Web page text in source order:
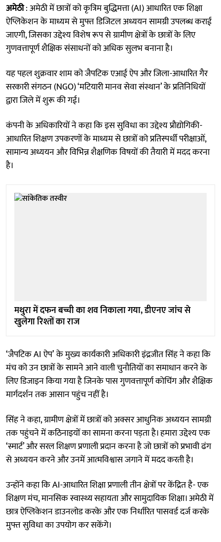
अमेठी: अमेठी में छात्रों को कृत्रिम बुद्धिमत्ता (AI) आधारित एक शिक्षा
ऐप्लिकेशन के माध्यम से मुफ्त डिजिटल अध्ययन सामग्री उपलब्ध कराई
जाएगी, जिसका उद्देश्य विशेष रूप से ग्रामीण क्षेत्रों के छात्रों के लिए
गुणवत्तापूर्ण शैक्षिक संसाधनों को अधिक सुलभ बनाना है।
यह पहल शुक्रवार शाम को जैपटिक एआई ऐप और जिला-आधारित गैर
सरकारी संगठन (NGO) ‘मटियारी मानव सेवा संस्थान’ के प्रतिनिधियों
द्वारा जिले में शुरू की गई।
कंपनी के अधिकारियों ने कहा कि इस सुविधा का उद्देश्य प्रौद्योगिकी-
आधारित शिक्षण उपकरणों के माध्यम से छात्रों को प्रतिस्पर्धी परीक्षाओं,
सामान्य अध्ययन और विभिन्न शैक्षणिक विषयों की तैयारी में मदद करना
है।
मथुरा में दफन बच्ची का शव निकाला गया, डीएनए जांच से
खुलेगा रिश्तों का राज
‘जैपटिक AI ऐप’ के मुख्य कार्यकारी अधिकारी इंद्रजीत सिंह ने कहा कि
मंच को उन छात्रों के सामने आने वाली चुनौतियों का समाधान करने के
लिए डिजाइन किया गया है जिनके पास गुणवत्तापूर्ण कोचिंग और शैक्षिक
मार्गदर्शन तक आसान पहुंच नहीं है।
सिंह ने कहा, ग्रामीण क्षेत्रों में छात्रों को अक्सर आधुनिक अध्ययन सामग्री
तक पहुंचने में कठिनाइयों का सामना करना पड़ता है। हमारा उद्देश्य एक
‘स्मार्ट’ और सरल शिक्षण प्रणाली प्रदान करना है जो छात्रों को प्रभावी ढंग
से अध्ययन करने और उनमें आत्मविश्वास जगाने में मदद करती है।
उन्होंने कहा कि AI-आधारित शिक्षा प्रणाली तीन क्षेत्रों पर केंद्रित है- एक
शिक्षण मंच, मानसिक स्वास्थ्य सहायता और सामुदायिक शिक्षा। अमेठी में
छात्र ऐप्लिकेशन डाउनलोड करके और एक निर्धारित पासवर्ड दर्ज करके
मुफ्त सुविधा का उपयोग कर सकेंगे।